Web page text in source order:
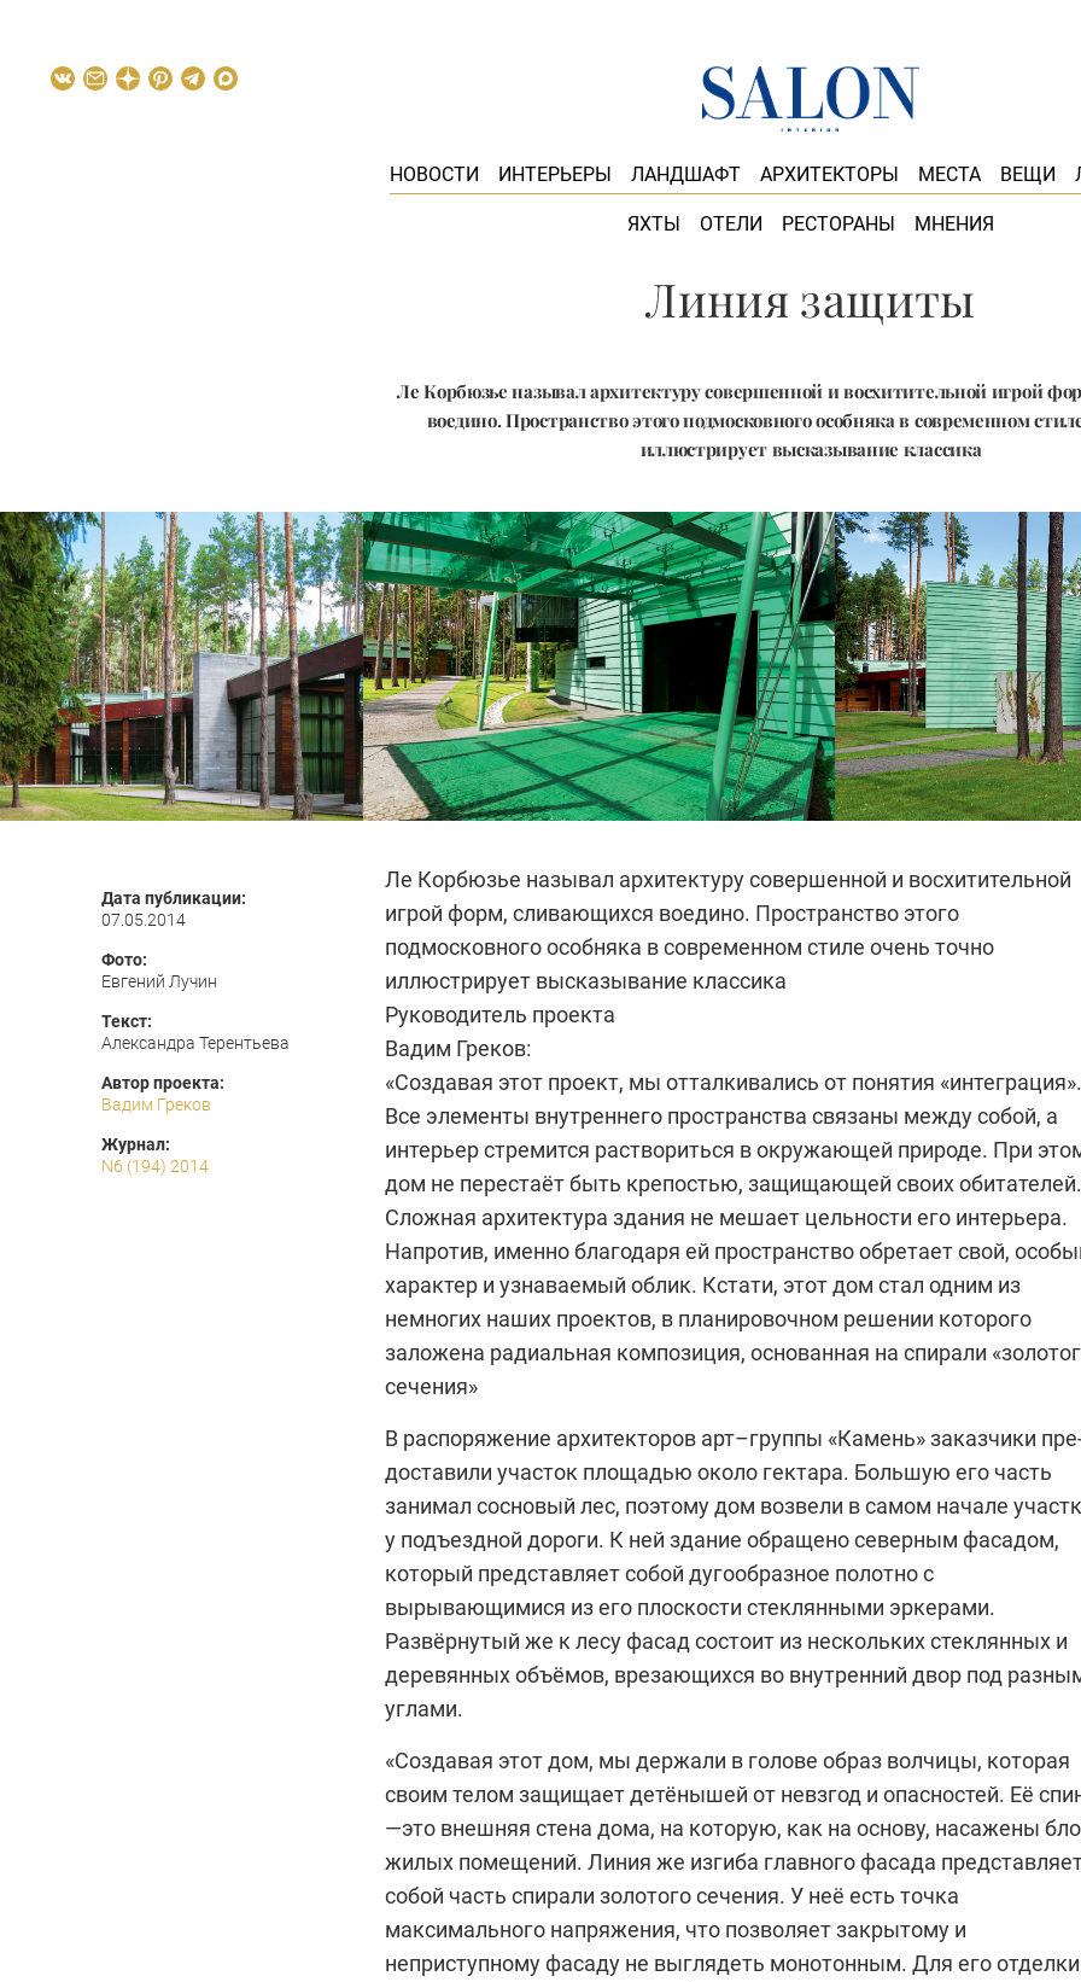
НОВОСТИ ИНТЕРЬЕРЫ ЛАНДШАФТ АРХИТЕКТОРЫ МЕСТА ВЕЩИ
ЯХТЫ ОТЕЛИ РЕСТОРАНЫ МНЕНИЯ
Линия защиты
Ле Корбюзье называл архитектуру совершенной и восхитительной игрой
воедино. Пространство этого подмосковного особняка в современном
иллюстрирует высказывание классика
Дата публикации:
07.05.2014
Фото:
Евгений Лучин
Текст:
Александра Терентьева
Автор проекта:
Вадим Греков
Журнал:
N6 (194) 2014
Ле Корбюзье называл архитектуру совершенной и восхитительной
игрой форм, сливающихся воедино. Пространство этого
подмосковного особняка в современном стиле очень точно
иллюстрирует высказывание классика
Руководитель проекта
Вадим Греков:
«Создавая этот проект, мы отталкивались от понятия «интеграция».
Все элементы внутреннего пространства связаны между собой, а
интерьер стремится раствориться в окружающей природе. При
дом не перестаёт быть крепостью, защищающей своих оби­тателей.
Сложная архитектура здания не мешает цельности его интерьера.
Напротив, именно благодаря ей пространство обретает свой,
характер и узнаваемый облик. Кстати, этот дом стал одним из
немногих наших проектов, в планировочном решении которого
заложена радиальная композиция, основанная на спирали
сечения»
В распоряжение архитекторов арт–группы «Камень» заказчики
доставили участок площадью около гектара. Большую его часть
занимал сосновый лес, поэтому дом возвели в самом начале
у подъездной дороги. К ней здание обращено северным фасадом,
который представляет собой дугообразное полотно с
вырывающимися из его плоскости стеклянными эркерами.
Развёрнутый же к лесу фасад состоит из нескольких стеклянных и
деревянных объёмов, врезающихся во внутренний двор под
углами.
«Создавая этот дом, мы держали в голове образ волчицы, которая
своим телом защищает детёнышей от невзгод и опасностей. Её
—это внешняя стена дома, на которую, как на основу, насажены
жилых помещений. Линия же изгиба главного фасада
собой часть спирали золотого сечения. У неё есть точка
максимального напряжения, что позволяет закрытому и
неприступному фасаду не выглядеть монотонным. Для его отделки